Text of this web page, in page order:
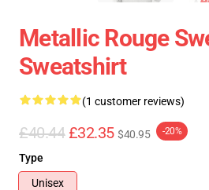
Metallic Rouge
Sweatshirt
(1 customer reviews)
£40.44 £32.35 $40.95 -20%
Type
Unisex